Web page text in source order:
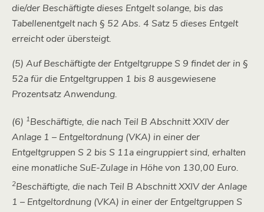
die/der Beschäftigte dieses Entgelt solange, bis das
Tabellenentgelt nach § 52 Abs. 4 Satz 5 dieses Entgelt
erreicht oder übersteigt.
(5) Auf Beschäftigte der Entgeltgruppe S 9 findet der in §
52a für die Entgeltgruppen 1 bis 8 ausgewiesene
Prozentsatz Anwendung.
(6) 1Beschäftigte, die nach Teil B Abschnitt XXIV der
Anlage 1 – Entgeltordnung (VKA) in einer der
Entgeltgruppen S 2 bis S 11a eingruppiert sind, erhalten
eine monatliche SuE-Zulage in Höhe von 130,00 Euro.
2Beschäftigte, die nach Teil B Abschnitt XXIV der Anlage
1 – Entgeltordnung (VKA) in einer der Entgeltgruppen S